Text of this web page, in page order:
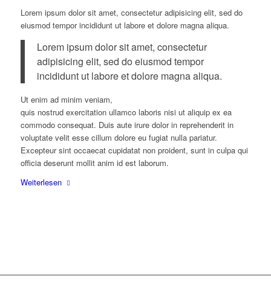
Lorem ipsum dolor sit amet, consectetur adipisicing elit, sed do
eiusmod tempor incididunt ut labore et dolore magna aliqua.
Lorem ipsum dolor sit amet, consectetur
adipisicing elit, sed do eiusmod tempor
incididunt ut labore et dolore magna aliqua.
Ut enim ad minim veniam,
quis nostrud exercitation ullamco laboris nisi ut aliquip ex ea
commodo consequat. Duis aute irure dolor in reprehenderit in
voluptate velit esse cillum dolore eu fugiat nulla pariatur.
Excepteur sint occaecat cupidatat non proident, sunt in culpa qui
officia deserunt mollit anim id est laborum.
Weiterlesen